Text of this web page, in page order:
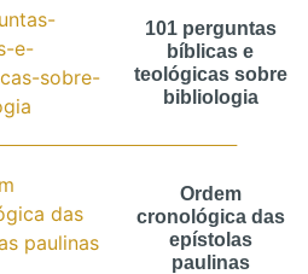
101 perguntas
bíblicas e
teológicas sobre
bibliologia
Ordem
cronológica das
epístolas
paulinas